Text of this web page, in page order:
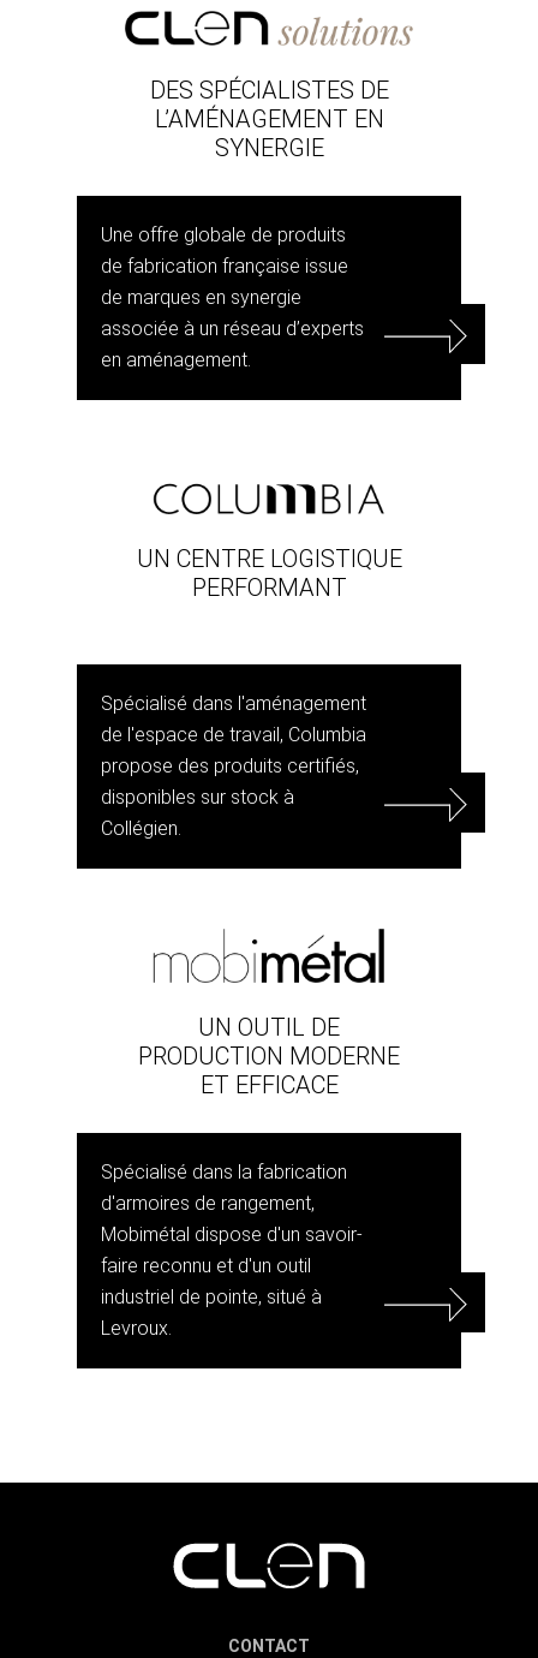
DES SPÉCIALISTES DE
L’AMÉNAGEMENT EN
SYNERGIE
Une offre globale de produits
de fabrication française issue
de marques en synergie
associée à un réseau d’experts
en aménagement.
UN CENTRE LOGISTIQUE
PERFORMANT
Spécialisé dans l'aménagement
de l'espace de travail, Columbia
propose des produits certifiés,
disponibles sur stock à
Collégien.
UN OUTIL DE
PRODUCTION MODERNE
ET EFFICACE
Spécialisé dans la fabrication
d'armoires de rangement,
Mobimétal dispose d'un savoir-
faire reconnu et d'un outil
industriel de pointe, situé à
Levroux.
CONTACT